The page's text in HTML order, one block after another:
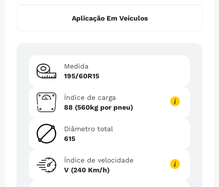
Aplicação Em Veículos
Medida
195/60R15
Índice de carga
88 (560kg por pneu)
Diâmetro total
615
Índice de velocidade
V (240 Km/h)